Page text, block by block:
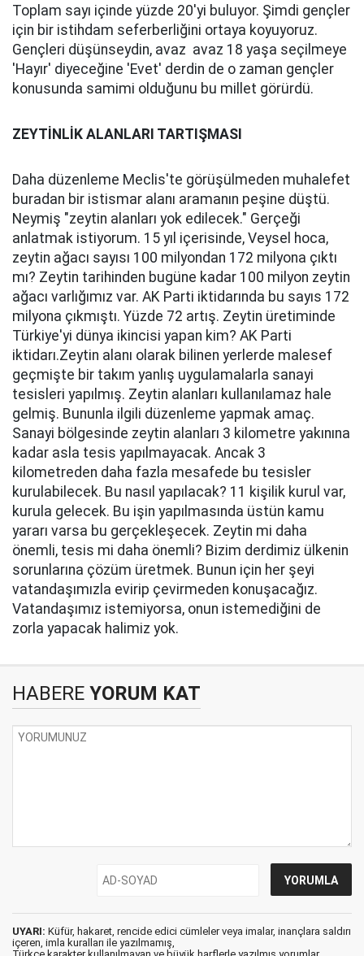
Toplam sayı içinde yüzde 20'yi buluyor. Şimdi gençler
için bir istihdam seferberliğini ortaya koyuyoruz.
Gençleri düşünseydin, avaz avaz 18 yaşa seçilmeye
'Hayır' diyeceğine 'Evet' derdin de o zaman gençler
konusunda samimi olduğunu bu millet görürdü.
ZEYTİNLİK ALANLARI TARTIŞMASI
Daha düzenleme Meclis'te görüşülmeden muhalefet
buradan bir istismar alanı aramanın peşine düştü.
Neymiş "zeytin alanları yok edilecek." Gerçeği
anlatmak istiyorum. 15 yıl içerisinde, Veysel hoca,
zeytin ağacı sayısı 100 milyondan 172 milyona çıktı
mı? Zeytin tarihinden bugüne kadar 100 milyon zeytin
ağacı varlığımız var. AK Parti iktidarında bu sayıs 172
milyona çıkmıştı. Yüzde 72 artış. Zeytin üretiminde
Türkiye'yi dünya ikincisi yapan kim? AK Parti
iktidarı.Zeytin alanı olarak bilinen yerlerde malesef
geçmişte bir takım yanlış uygulamalarla sanayi
tesisleri yapılmış. Zeytin alanları kullanılamaz hale
gelmiş. Bununla ilgili düzenleme yapmak amaç.
Sanayi bölgesinde zeytin alanları 3 kilometre yakınına
kadar asla tesis yapılmayacak. Ancak 3
kilometreden daha fazla mesafede bu tesisler
kurulabilecek. Bu nasıl yapılacak? 11 kişilik kurul var,
kurula gelecek. Bu işin yapılmasında üstün kamu
yararı varsa bu gerçekleşecek. Zeytin mi daha
önemli, tesis mi daha önemli? Bizim derdimiz ülkenin
sorunlarına çözüm üretmek. Bunun için her şeyi
vatandaşımızla evirip çevirmeden konuşacağız.
Vatandaşımız istemiyorsa, onun istemediğini de
zorla yapacak halimiz yok.
HABERE YORUM KAT
UYARI: Küfür, hakaret, rencide edici cümleler veya imalar, inançlara saldırı
içeren, imla kuralları ile yazılmamış,